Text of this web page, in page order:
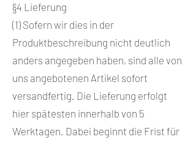
§4 Lieferung
(1) Sofern wir dies in der
Produktbeschreibung nicht deutlich
anders angegeben haben, sind alle von
uns angebotenen Artikel sofort
versandfertig. Die Lieferung erfolgt
hier spätesten innerhalb von 5
Werktagen. Dabei beginnt die Frist für